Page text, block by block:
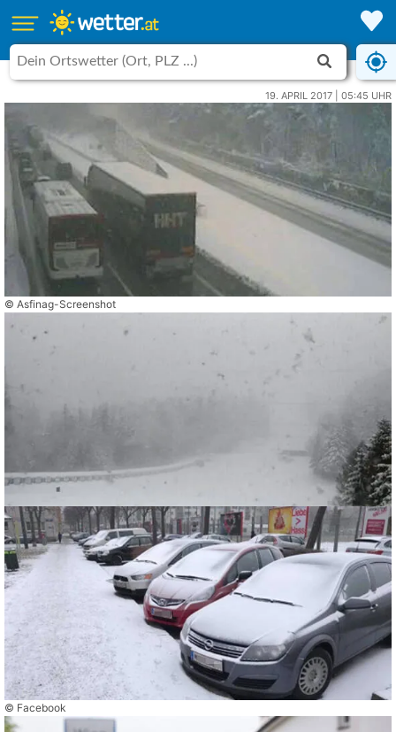
19. APRIL 2017 | 05:45 UHR
© Asfinag-Screenshot
© Facebook